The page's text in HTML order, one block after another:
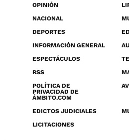
OPINIÓN
NACIONAL
DEPORTES
INFORMACIÓN GENERAL
ESPECTÁCULOS
RSS
POLÍTICA DE
PRIVACIDAD DE
ÁMBITO.COM
EDICTOS JUDICIALES
LICITACIONES